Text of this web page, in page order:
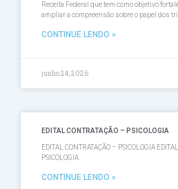
Receita Federal que tem como objetivo
ampliar a compreensão sobre o papel dos
CONTINUE LENDO »
junho 24, 2026
EDITAL CONTRATAÇÃO – PSICOLOGIA
EDITAL CONTRATAÇÃO – PSICOLOGIA
PSICOLOGIA
CONTINUE LENDO »